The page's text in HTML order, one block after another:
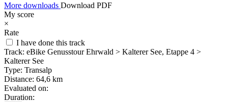
More downloads Download PDF
My score
×
Rate
I have done this track
Track: eBike Genusstour Ehrwald > Kalterer See, Etappe 4 >
Kalterer See
Type: Transalp
Distance: 64,6 km
Evaluated on:
Duration: